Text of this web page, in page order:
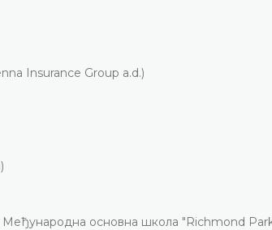
Insurance Group a.d.)
Међународна основна школа "Richmond